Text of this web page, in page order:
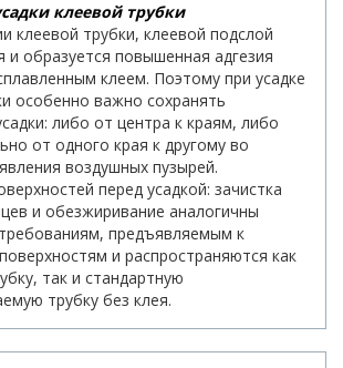
клеевой трубки
клеевой трубки, клеевой подслой
и образуется повышенная адгезия
клеем. Поэтому при усадке
особенно важно сохранять
либо от центра к краям, либо
от одного края к другому во
воздушных пузырей.
перед усадкой: зачистка
и обезжиривание аналогичны
предъявляемым к
и распространяются как
так и стандартную
трубку без клея.